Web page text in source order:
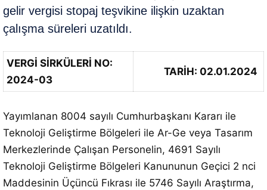
gelir vergisi stopaj teşvikine ilişkin uzaktan
çalışma süreleri uzatıldı.
VERGİ SİRKÜLERİ NO:
2024-03
TARİH: 02.01.2024
Yayımlanan 8004 sayılı Cumhurbaşkanı Kararı ile
Teknoloji Geliştirme Bölgeleri ile Ar-Ge veya Tasarım
Merkezlerinde Çalışan Personelin, 4691 Sayılı
Teknoloji Geliştirme Bölgeleri Kanununun Geçici 2 nci
Maddesinin Üçüncü Fıkrası ile 5746 Sayılı Araştırma,